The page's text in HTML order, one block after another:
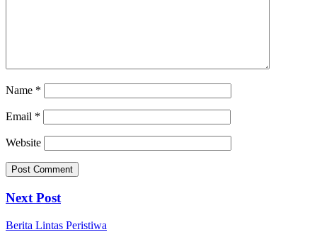
Name *
Email *
Website
Next Post
Berita Lintas Peristiwa